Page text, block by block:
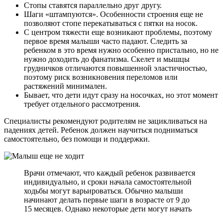
Стопы ставятся параллельно друг другу.
Шаги «штампуются». Особенности строения еще не
позволяют стопе перекатываться с пятки на носок.
С центром тяжести еще возникают проблемы, поэтому
первое время малыши часто падают. Следить за
ребенком в это время нужно особенно пристально, но не
нужно доходить до фанатизма. Скелет и мышцы
грудничков отличаются повышенной эластичностью,
поэтому риск возникновения переломов или
растяжений минимален.
Бывает, что дети идут сразу на носочках, но этот момент
требует отдельного рассмотрения.
Специалисты рекомендуют родителям не зацикливаться на
падениях детей. Ребенок должен научиться подниматься
самостоятельно, без помощи и поддержки.
Врачи отмечают, что каждый ребенок развивается
индивидуально, и сроки начала самостоятельной
ходьбы могут варьироваться. Обычно малыши
начинают делать первые шаги в возрасте от 9 до
15 месяцев. Однако некоторые дети могут начать